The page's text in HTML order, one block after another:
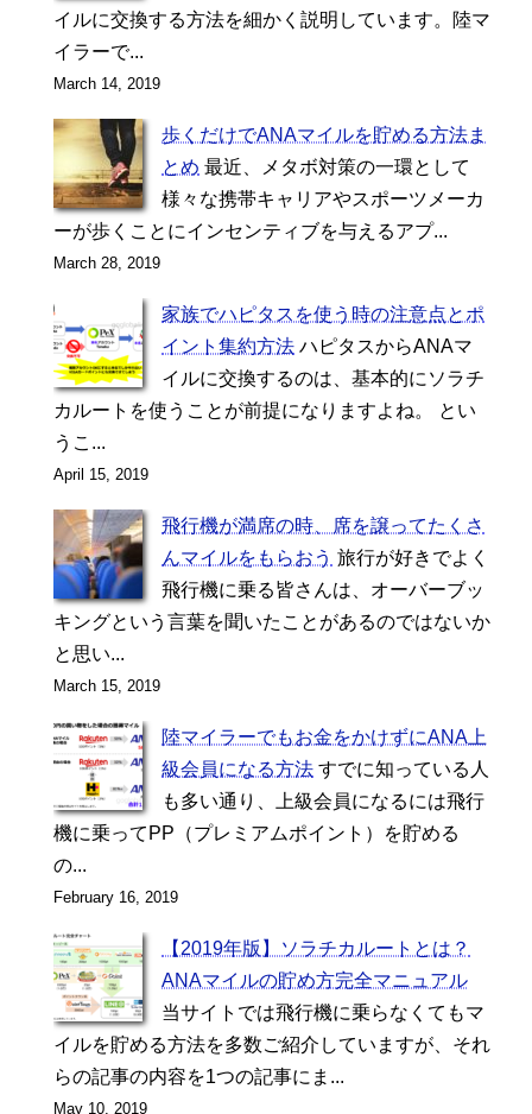
イルに交換する方法を細かく説明しています。陸マ
イラーで...
March 14, 2019
歩くだけでANAマイルを貯める方法ま
とめ 最近、メタボ対策の一環として
様々な携帯キャリアやスポーツメーカ
ーが歩くことにインセンティブを与えるアプ...
March 28, 2019
家族でハピタスを使う時の注意点とポ
イント集約方法 ハピタスからANAマ
イルに交換するのは、基本的にソラチ
カルートを使うことが前提になりますよね。 とい
うこ...
April 15, 2019
飛行機が満席の時、席を譲ってたくさ
んマイルをもらおう 旅行が好きでよく
飛行機に乗る皆さんは、オーバーブッ
キングという言葉を聞いたことがあるのではないか
と思い...
March 15, 2019
陸マイラーでもお金をかけずにANA上
級会員になる方法 すでに知っている人
も多い通り、上級会員になるには飛行
機に乗ってPP（プレミアムポイント）を貯める
の...
February 16, 2019
【2019年版】ソラチカルートとは？
ANAマイルの貯め方完全マニュアル
当サイトでは飛行機に乗らなくてもマ
イルを貯める方法を多数ご紹介していますが、それ
らの記事の内容を1つの記事にま...
May 10, 2019